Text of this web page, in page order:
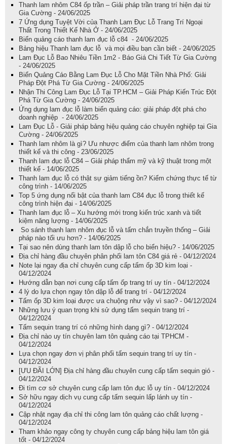
Thanh lam nhôm C84 ốp trần – Giải pháp trần trang trí hiện đại từ
Gia Cường - 24/06/2025
7 Ứng dụng Tuyệt Vời của Thanh Lam Đục Lỗ Trang Trí Ngoại
Thất Trong Thiết Kế Nhà Ở - 24/06/2025
Biển quảng cáo thanh lam đục lỗ c84 - 24/06/2025
Bảng hiệu Thanh lam đục lỗ và mọi điều bạn cần biết - 24/06/2025
Lam Đục Lỗ Bao Nhiêu Tiền 1m2 - Báo Giá Chi Tiết Từ Gia Cường
- 24/06/2025
Biển Quảng Cáo Bằng Lam Đục Lỗ Cho Mặt Tiền Nhà Phố: Giải
Pháp Đột Phá Từ Gia Cường - 24/06/2025
Nhận Thi Công Lam Đục Lỗ Tại TP.HCM – Giải Pháp Kiến Trúc Đột
Phá Từ Gia Cường - 24/06/2025
Ứng dụng lam đục lỗ làm biển quảng cáo: giải pháp đột phá cho
doanh nghiệp - 24/06/2025
Lam Đục Lỗ - Giải pháp bảng hiệu quảng cáo chuyên nghiệp tại Gia
Cường - 24/06/2025
Thanh lam nhôm là gì? Ưu nhược điểm của thanh lam nhôm trong
thiết kế và thi công - 23/06/2025
Thanh lam đục lỗ C84 – Giải pháp thẩm mỹ và kỹ thuật trong một
thiết kế - 14/06/2025
Thanh lam đục lỗ có thật sự giảm tiếng ồn? Kiểm chứng thực tế từ
công trình - 14/06/2025
Top 5 ứng dụng nổi bật của thanh lam C84 đục lỗ trong thiết kế
công trình hiện đại - 14/06/2025
Thanh lam đục lỗ – Xu hướng mới trong kiến trúc xanh và tiết
kiệm năng lượng - 14/06/2025
So sánh thanh lam nhôm đục lỗ và tấm chắn truyền thống – Giải
pháp nào tối ưu hơn? - 14/06/2025
Tại sao nên dùng thanh lam tôn dập lỗ cho biển hiệu? - 14/06/2025
Địa chỉ hàng đầu chuyên phân phối lam tôn C84 giá rẻ - 04/12/2024
Note lại ngay địa chỉ chuyên cung cấp tấm ốp 3D kim loại -
04/12/2024
Hướng dẫn bạn nơi cung cấp tấm ốp trang trí uy tín - 04/12/2024
4 lý do lựa chọn ngay tôn dập lỗ để trang trí - 04/12/2024
Tấm ốp 3D kim loại được ưa chuộng như vậy vì sao? - 04/12/2024
Những lưu ý quan trọng khi sử dụng tấm sequin trang trí -
04/12/2024
Tấm sequin trang trí có những hình dạng gì? - 04/12/2024
Địa chỉ nào uy tín chuyên lam tôn quảng cáo tại TPHCM -
04/12/2024
Lựa chọn ngay đơn vị phân phối tấm sequin trang trí uy tín -
04/12/2024
[ƯU ĐÃI LỚN] Địa chỉ hàng đầu chuyên cung cấp tấm sequin gió -
04/12/2024
Đi tìm cơ sở chuyên cung cấp lam tôn đục lỗ uy tín - 04/12/2024
Sở hữu ngay dịch vụ cung cấp tấm sequin lấp lánh uy tín -
04/12/2024
Cập nhật ngay địa chỉ thi công lam tôn quảng cáo chất lượng -
04/12/2024
Tham khảo ngay công ty chuyên cung cấp bảng hiệu lam tôn giá
tốt - 04/12/2024